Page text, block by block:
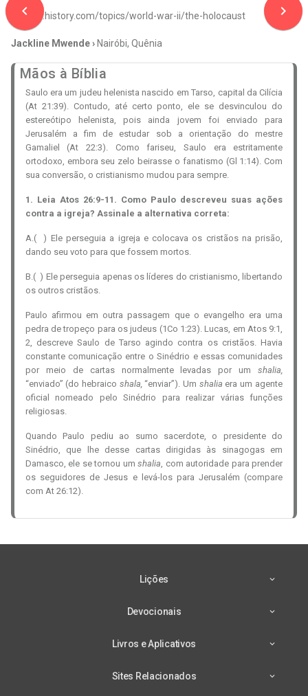
navigate_before
2. www.history.com/topics/world-war-ii/the-holocaust
Jackline Mwende › Nairóbi, Quênia
Mãos à Bíblia
Saulo era um judeu helenista nascido em Tarso, capital da Cilícia
(At 21:39). Contudo, até certo ponto, ele se desvinculou do
estereótipo helenista, pois ainda jovem foi enviado para
Jerusalém a fim de estudar sob a orientação do mestre
Gamaliel (At 22:3). Como fariseu, Saulo era estritamente
ortodoxo, embora seu zelo beirasse o fanatismo (Gl 1:14). Com
sua conversão, o cristianismo mudou para sempre.
1. Leia Atos 26:9-11. Como Paulo descreveu suas ações
contra a igreja? Assinale a alternativa correta:
A.( ) Ele perseguia a igreja e colocava os cristãos na prisão,
dando seu voto para que fossem mortos.
B.( ) Ele perseguia apenas os líderes do cristianismo, libertando
os outros cristãos.
Paulo afirmou em outra passagem que o evangelho era uma
pedra de tropeço para os judeus (1Co 1:23). Lucas, em Atos 9:1,
2, descreve Saulo de Tarso agindo contra os cristãos. Havia
constante comunicação entre o Sinédrio e essas comunidades
por meio de cartas normalmente levadas por umshalia,
“enviado” (do hebraico shala,“enviar”). Um shalia era um agente
oficial nomeado pelo Sinédrio para realizar várias funções
religiosas.
Quando Paulo pediu ao sumo sacerdote, o presidente do
Sinédrio, que lhe desse cartas dirigidas às sinagogas em
Damasco, ele se tornou umshalia, com autoridade para prender
os seguidores de Jesus e levá-los para Jerusalém (compare
com At 26:12).
navigate_next
Lições
Devocionais
Livros e Aplicativos
Sites Relacionados